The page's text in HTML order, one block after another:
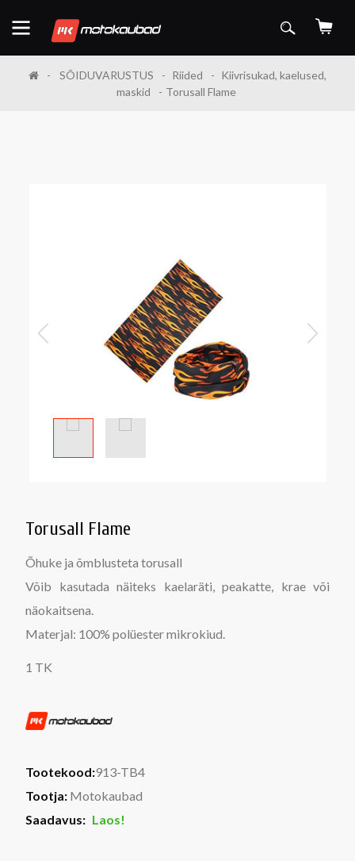
SÕIDUVARUSTUS Riided
Kiivrisukad, kaelused,
maskid
Torusall Flame
Torusall Flame
Õhuke ja õmblusteta torusall
Võib kasutada näiteks kaelaräti, peakatte, krae või
näokaitsena.
Materjal: 100% polüester mikrokiud.
1 TK
Tootekood:913-TB4
Tootja: Motokaubad
Saadavus: Laos!